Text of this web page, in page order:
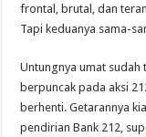
frontal, brutal, dan
Tapi keduanya sama-
Untungnya umat
berpuncak pada aksi
berhenti. Getarannya
pendirian Bank 212,